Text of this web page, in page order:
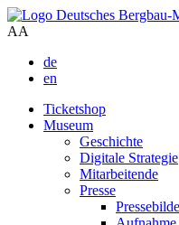
AA
de
en
Ticketshop
Museum
Geschichte
Digitale Strategie
Mitarbeitende
Presse